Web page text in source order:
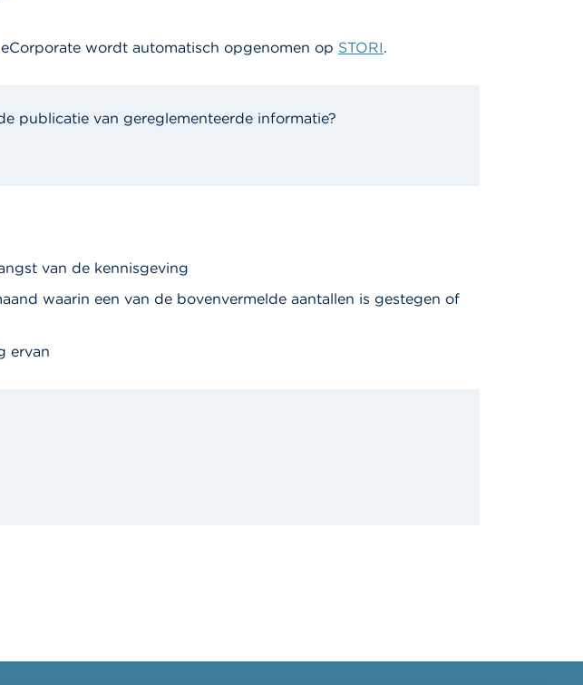
wordt automatisch opgenomen op STORI.
publicatie van gereglementeerde informatie?
van de kennisgeving
waarin een van de bovenvermelde aantallen is gestegen of
ervan